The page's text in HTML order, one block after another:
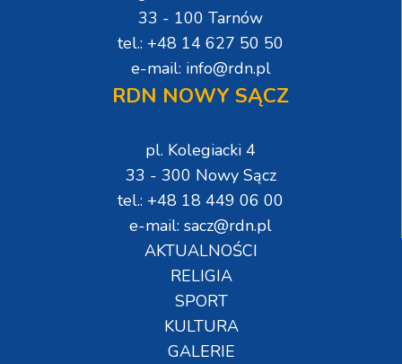
33 - 100 Tarnów
tel.: +48 14 627 50 50
e-mail: info@rdn.pl
RDN NOWY SĄCZ
pl. Kolegiacki 4
33 - 300 Nowy Sącz
tel.: +48 18 449 06 00
e-mail: sacz@rdn.pl
AKTUALNOŚCI
RELIGIA
SPORT
KULTURA
GALERIE